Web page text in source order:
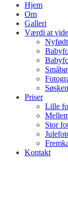
Hjem
Om
Galleri
Værdi at vide
Priser
Lille
Stor
Kontakt